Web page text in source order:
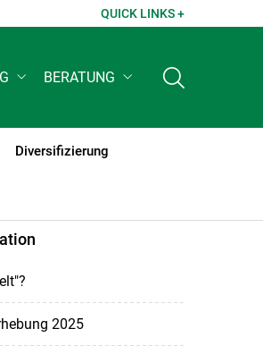
QUICK LINKS +
BERATUNG
Diversifizierung
2025